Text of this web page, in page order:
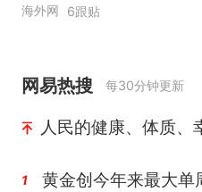
海外网 6跟贴
网易热搜 每30分钟更新
人民的健康、体质、
1 黄金创今年来最大单